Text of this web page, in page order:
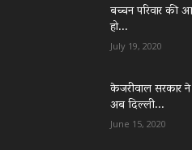
बच्चन परिवार की
हो...
July 19, 2020
केजरीवाल सरकार
अब दिल्ली...
June 15, 2020